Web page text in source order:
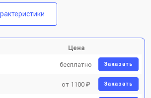
Цена
бесплатно Заказать
от 1100 ₽ Заказать